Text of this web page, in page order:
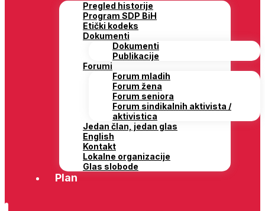
Pregled historije
Program SDP BiH
Etički kodeks
Dokumenti
Dokumenti
Publikacije
Forumi
Forum mladih
Forum žena
Forum seniora
Forum sindikalnih aktivista /
aktivistica
Jedan član, jedan glas
English
Kontakt
Lokalne organizacije
Glas slobode
Plan